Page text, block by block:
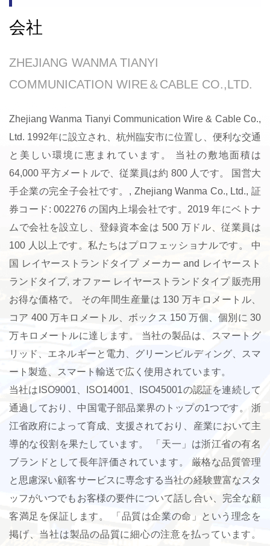
会社
ZHEJIANG WANMA TIANYI
COMMUNICATION WIRE＆CABLE CO.,LTD.
Zhejiang Wanma Tianyi Communication Wire & Cable Co.,
Ltd. 1992年に設立され、杭州臨安市に位置し、便利な交通
と美しい環境に恵まれています。 当社の敷地面積は
64,000 平方メートルで、従業員は約 800 人です。 国営大
手企業の完全子会社です。, Zhejiang Wanma Co., Ltd., 証
券コード: 002276 の国内上場会社です。2019 年にベトナ
ムで会社を設立し、登録資本金は 500 万ドル、従業員は
100 人以上です。私たちはプロフェッショナルです。 中
国 レイヤーストランドタイプ メーカー and レイヤースト
ランドタイプ, オファー レイヤーストランドタイプ 販売用
お得な価格で。 その年間生産量は 130 万キロメートル、
コア 400 万キロメートル、ボックス 150 万個、個別に 30
万キロメートルに達します。 当社の製品は、スマートグ
リッド、エネルギーと電力、グリーンビルディング、スマ
ート製造、スマート輸送で広く使用されています。
当社はISO9001、ISO14001、ISO45001の認証を連続して
通過しており、中国電子部品業界のトップの1つです。 浙
江省政府によって育成、支援されており、産業において主
導的な役割を果たしています。 「天一」は浙江省の有名
ブランドとして長年評価されています。 厳格な品質管理
と思慮深い顧客サービスに専念する当社の経験豊富なスタ
ッフがいつでもお客様の要件について話し合い、完全な顧
客満足を保証します。 「品質は企業の命」という理念を
掲げ、当社は製品の品質に細心の注意を払っています。